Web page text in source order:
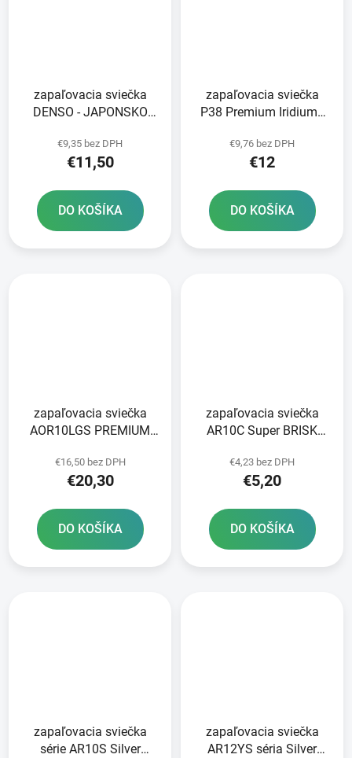
zapaľovacia sviečka
DENSO - JAPONSKO
STANDARD
€9,35 bez DPH
€11,50
DO KOŠÍKA
zapaľovacia sviečka
P38 Premium Iridium+
€9,76 bez DPH
€12
DO KOŠÍKA
zapaľovacia sviečka
AOR10LGS PREMIUM
BRISK - Česká republika
€16,50 bez DPH
€20,30
DO KOŠÍKA
zapaľovacia sviečka
AR10C Super BRISK
€4,23 bez DPH
€5,20
DO KOŠÍKA
zapaľovacia sviečka
série AR10S Silver
zapaľovacia sviečka
AR12YS séria Silver